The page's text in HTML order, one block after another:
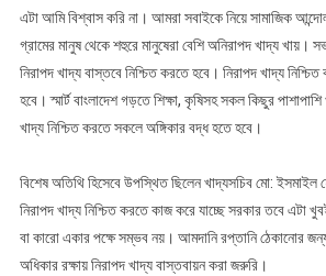
এটা আমি বিশ্বাস করি না। আমরা সবাইকে নিয়ে সামাজিক
গ্রামের মানুষ থেকে শহুরে মানুষেরা বেশি অনিরাপদ খাদ্য খায়।
নিরাপদ খাদ্য বাস্তবে নিশ্চিত করতে হবে। নিরাপদ খাদ্য
হবে। স্মার্ট বাংলাদেশ গড়তে শিক্ষা, কৃষিসহ সকল কিছুর পাশাপাশি
খাদ্য নিশ্চিত করতে সকলে অঙ্গিকার বদ্ধ হতে হবে।
বিশেষ অতিথি হিসেবে উপস্থিত ছিলেন খাদ্যসচিব মো: ইসমাইল
নিরাপদ খাদ্য নিশ্চিত করতে কাজ করে যাচ্ছে সরকার তবে এটা
বা কারো একার পক্ষে সম্ভব নয়। আমদানি রপ্তানি ঠেকানোর
অধিকার রক্ষায় নিরাপদ খাদ্য বাস্তবায়ন করা জরুরি।